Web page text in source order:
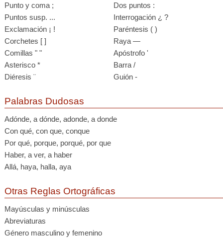
Punto y coma ;
Dos puntos :
Puntos susp. ...
Interrogación ¿ ?
Exclamación ¡ !
Paréntesis ( )
Corchetes [ ]
Raya —
Comillas " "
Apóstrofo '
Asterisco *
Barra /
Diéresis ¨
Guión -
Palabras Dudosas
Adónde, a dónde, adonde, a donde
Con qué, con que, conque
Por qué, porque, porqué, por que
Haber, a ver, a haber
Allá, haya, halla, aya
Otras Reglas Ortográficas
Mayúsculas y minúsculas
Abreviaturas
Género masculino y femenino